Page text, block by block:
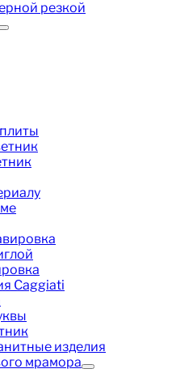
резкой
Caggiati
изделия
мрамора